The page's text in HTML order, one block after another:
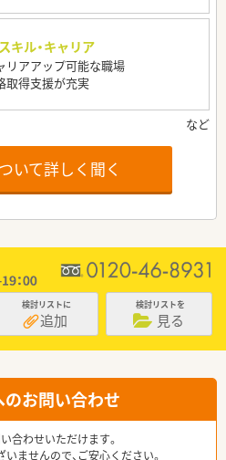
スキル・キャリア
リアアップ可能な職場
取得支援が充実
いて詳しく聞く
検討リストに
追加
検討リストを
見る
のお問い合わせ
合わせいただけます。
ませんので、ご安心ください。